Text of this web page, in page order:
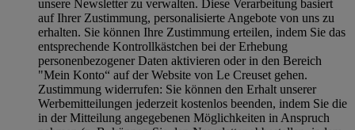
unsere Newsletter zu verwalten. Diese Verarbeitung basiert
auf Ihrer Zustimmung, personalisierte Angebote von uns zu
erhalten. Sie können Ihre Zustimmung erteilen, indem Sie das
entsprechende Kontrollkästchen bei der Erhebung
personenbezogener Daten aktivieren oder in den Bereich
"Mein Konto“ auf der Website von Le Creuset gehen.
Zustimmung widerrufen: Sie können den Erhalt unserer
Werbemitteilungen jederzeit kostenlos beenden, indem Sie die
in der Mitteilung angegebenen Möglichkeiten in Anspruch